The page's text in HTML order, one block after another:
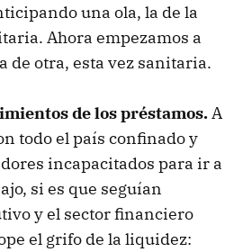
una ola, la de la
Ahora empezamos a
de otra, esta vez sanitaria.
de los préstamos.A
todo el país confinado y
incapacitados para ir a
si es que seguían
y el sector financiero
el grifo de la liquidez: